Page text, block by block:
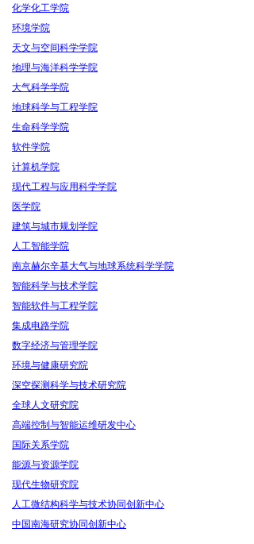
化学化工学院
环境学院
天文与空间科学学院
地理与海洋科学学院
大气科学学院
地球科学与工程学院
生命科学学院
软件学院
计算机学院
现代工程与应用科学学院
医学院
建筑与城市规划学院
人工智能学院
南京赫尔辛基大气与地球系统科学学院
智能科学与技术学院
智能软件与工程学院
集成电路学院
数字经济与管理学院
环境与健康研究院
深空探测科学与技术研究院
全球人文研究院
高端控制与智能运维研发中心
国际关系学院
能源与资源学院
现代生物研究院
人工微结构科学与技术协同创新中心
中国南海研究协同创新中心